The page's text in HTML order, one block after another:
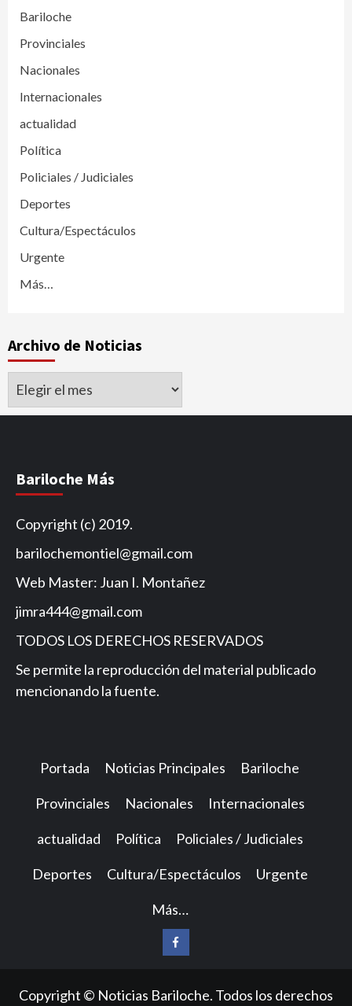
Bariloche
Provinciales
Nacionales
Internacionales
actualidad
Política
Policiales / Judiciales
Deportes
Cultura/Espectáculos
Urgente
Más…
Archivo de Noticias
Archivo
Bariloche Más
Copyright (c) 2019.
barilochemontiel@gmail.com
Web Master: Juan I. Montañez
jimra444@gmail.com
TODOS LOS DERECHOS RESERVADOS
Se permite la reproducción del material publicado
mencionando la fuente.
Portada Noticias Principales Bariloche
Provinciales Nacionales Internacionales
actualidad Política Policiales / Judiciales
Deportes Cultura/Espectáculos Urgente
Más…
Facebook
Copyright © Noticias Bariloche. Todos los derechos